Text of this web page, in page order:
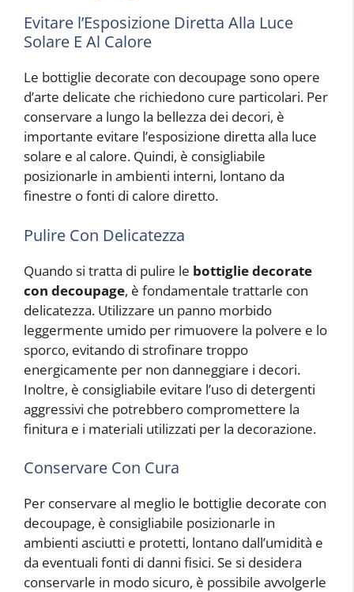
Evitare l’Esposizione Diretta Alla Luce
Solare E Al Calore
Le bottiglie decorate con decoupage sono opere
d’arte delicate che richiedono cure particolari. Per
conservare a lungo la bellezza dei decori, è
importante evitare l’esposizione diretta alla luce
solare e al calore. Quindi, è consigliabile
posizionarle in ambienti interni, lontano da
finestre o fonti di calore diretto.
Pulire Con Delicatezza
Quando si tratta di pulire le bottiglie decorate
con decoupage, è fondamentale trattarle con
delicatezza. Utilizzare un panno morbido
leggermente umido per rimuovere la polvere e lo
sporco, evitando di strofinare troppo
energicamente per non danneggiare i decori.
Inoltre, è consigliabile evitare l’uso di detergenti
aggressivi che potrebbero compromettere la
finitura e i materiali utilizzati per la decorazione.
Conservare Con Cura
Per conservare al meglio le bottiglie decorate con
decoupage, è consigliabile posizionarle in
ambienti asciutti e protetti, lontano dall’umidità e
da eventuali fonti di danni fisici. Se si desidera
conservarle in modo sicuro, è possibile avvolgerle